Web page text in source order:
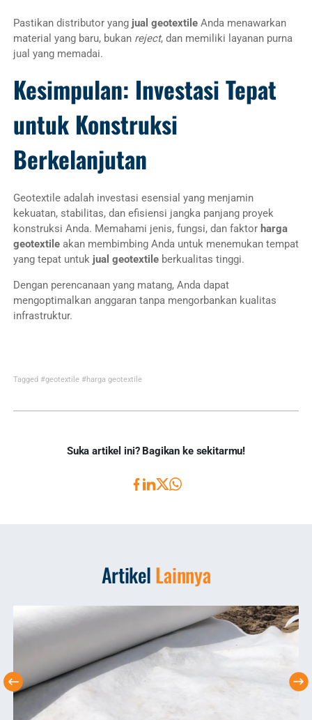
Pastikan distributor yang jual geotextileAnda menawarkan
material yang baru, bukan reject, dan memiliki layanan purna
jual yang memadai.
Kesimpulan: Investasi Tepat
untuk Konstruksi
Berkelanjutan
Geotextile adalah investasi esensial yang menjamin
kekuatan, stabilitas, dan efisiensi jangka panjang proyek
konstruksi Anda. Memahami jenis, fungsi, dan faktor harga
geotextileakan membimbing Anda untuk menemukan tempat
yang tepat untuk jual geotextileberkualitas tinggi.
Dengan perencanaan yang matang, Anda dapat
mengoptimalkan anggaran tanpa mengorbankan kualitas
infrastruktur.
Tagged #geotextile #harga geotextile
Suka artikel ini? Bagikan ke sekitarmu!
ArtikelLainnya